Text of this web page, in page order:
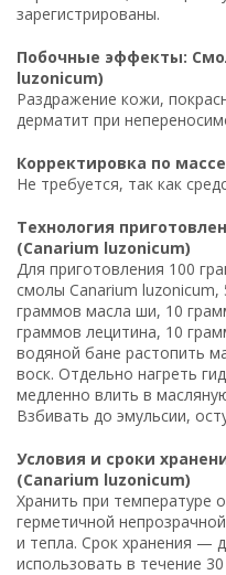
зарегистрированы.
Побочные эффекты:
luzonicum)
Раздражение кожи,
дерматит при
Корректировка по
Не требуется, так как
Технология
(Canarium luzonicum)
Для приготовления 100
смолы Canarium
граммов масла ши, 10
граммов лецитина, 10
водяной бане растопить
воск. Отдельно нагреть
медленно влить в
Взбивать до эмульсии,
Условия и сроки
(Canarium luzonicum)
Хранить при температуре
герметичной
и тепла. Срок хранения —
использовать в течение